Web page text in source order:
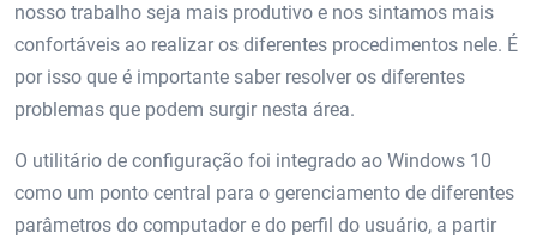
nosso trabalho seja mais produtivo e nos sintamos mais
confortáveis ​​ao realizar os diferentes procedimentos nele. É
por isso que é importante saber resolver os diferentes
problemas que podem surgir nesta área.
O utilitário de configuração foi integrado ao Windows 10
como um ponto central para o gerenciamento de diferentes
parâmetros do computador e do perfil do usuário, a partir